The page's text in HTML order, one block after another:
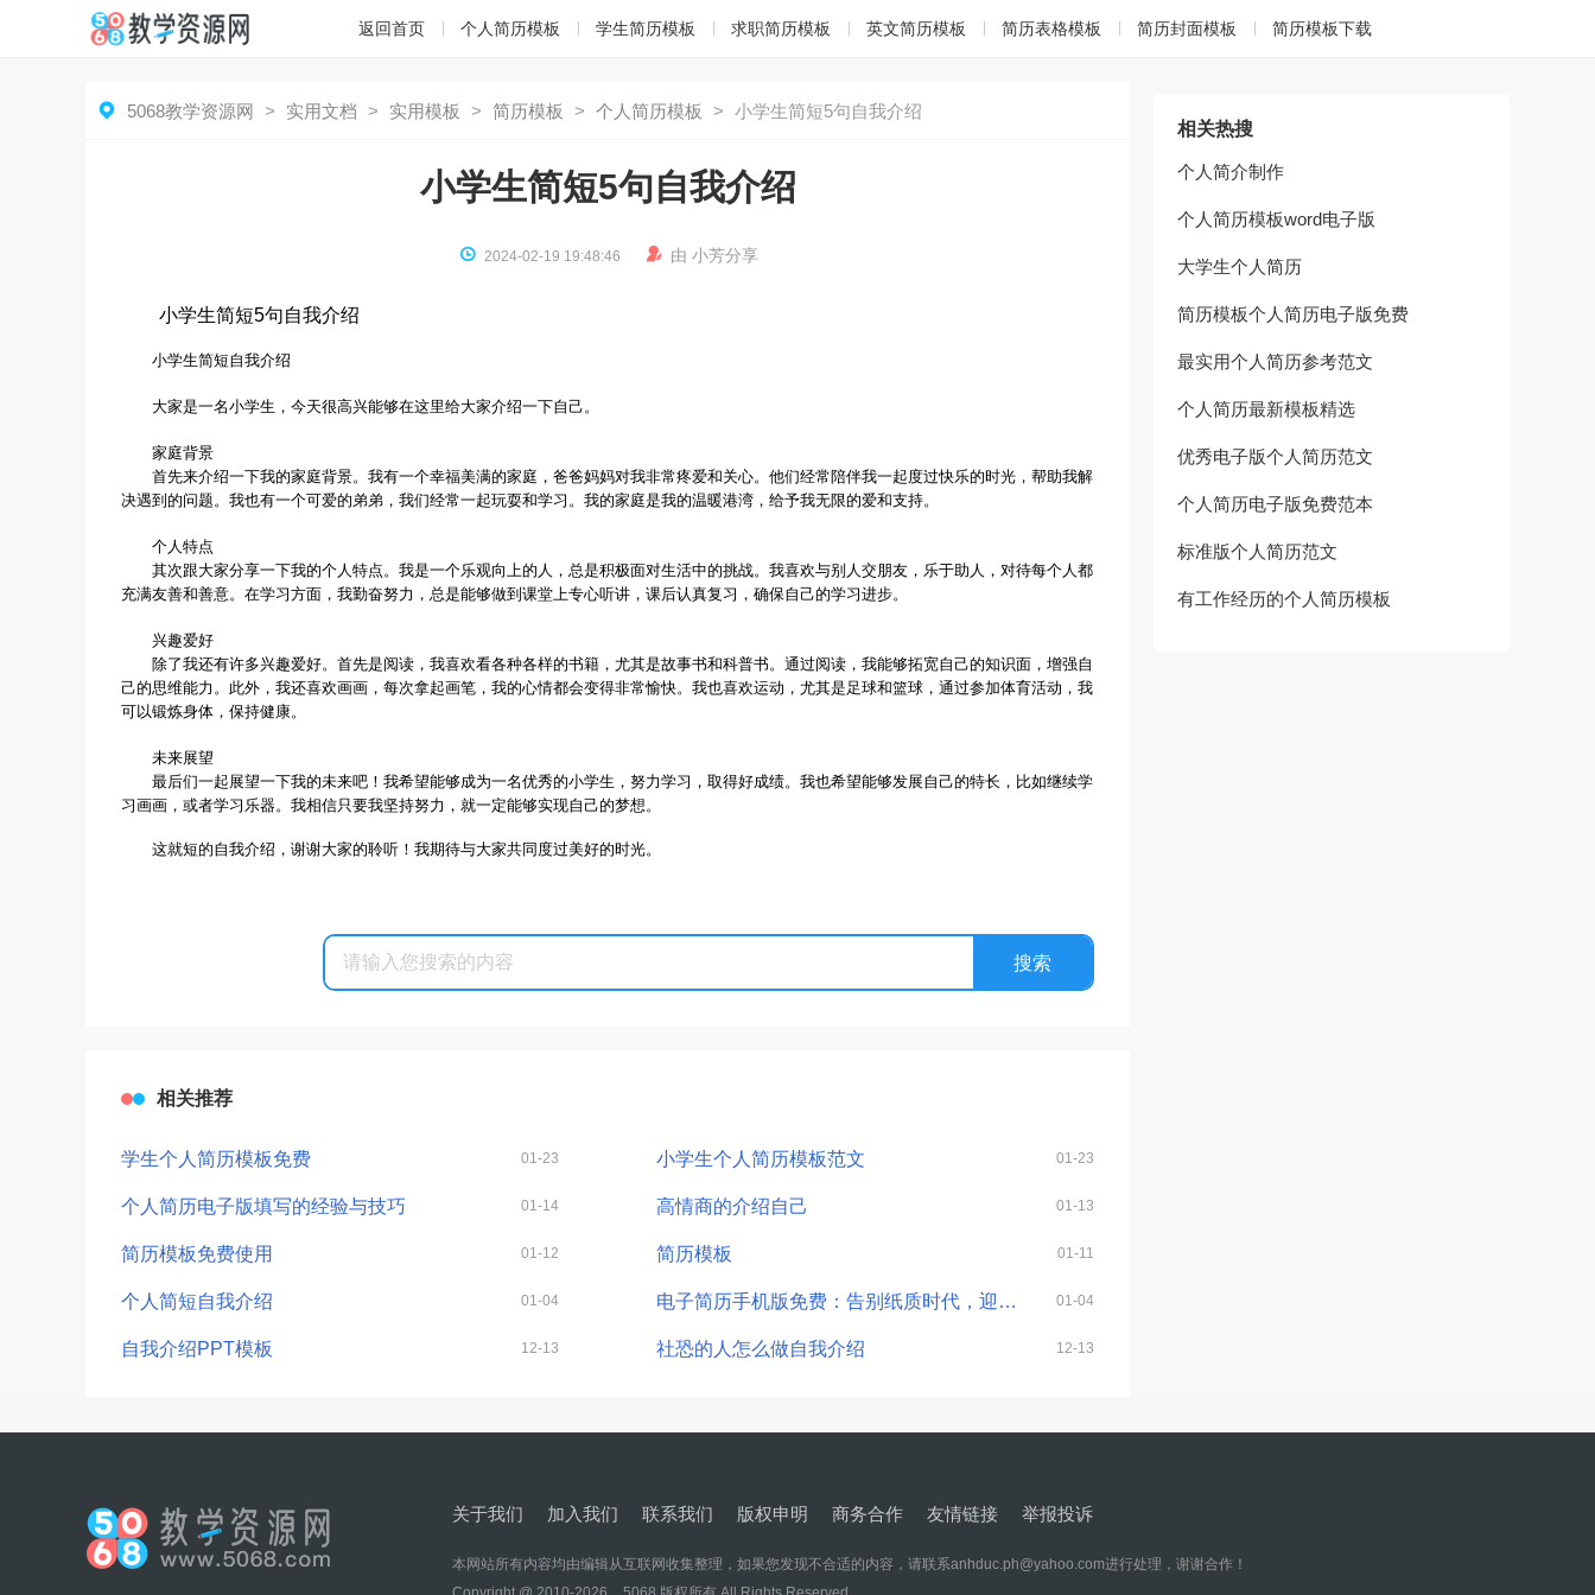
返回首页 个人简历模板 学生简历模板 求职简历模板 英文简历模板 简历表格模板 简历封面模板 简历模板下载
 5068教学资源网 > 实用文档 > 实用模板 > 简历模板 > 个人简历模板 > 小学生简短5句自我介绍
小学生简短5句自我介绍
 2024-02-19 19:48:46  由 小芳分享
小学生简短5句自我介绍
小学生简短自我介绍
大家是一名小学生，今天很高兴能够在这里给大家介绍一下自己。
家庭背景
首先来介绍一下我的家庭背景。我有一个幸福美满的家庭，爸爸妈妈对我非常疼爱和关心。他们经常陪伴我一起度过快乐的时光，帮助我解
决遇到的问题。我也有一个可爱的弟弟，我们经常一起玩耍和学习。我的家庭是我的温暖港湾，给予我无限的爱和支持。
个人特点
其次跟大家分享一下我的个人特点。我是一个乐观向上的人，总是积极面对生活中的挑战。我喜欢与别人交朋友，乐于助人，对待每个人都
充满友善和善意。在学习方面，我勤奋努力，总是能够做到课堂上专心听讲，课后认真复习，确保自己的学习进步。
兴趣爱好
除了我还有许多兴趣爱好。首先是阅读，我喜欢看各种各样的书籍，尤其是故事书和科普书。通过阅读，我能够拓宽自己的知识面，增强自
己的思维能力。此外，我还喜欢画画，每次拿起画笔，我的心情都会变得非常愉快。我也喜欢运动，尤其是足球和篮球，通过参加体育活动，我
可以锻炼身体，保持健康。
未来展望
最后们一起展望一下我的未来吧！我希望能够成为一名优秀的小学生，努力学习，取得好成绩。我也希望能够发展自己的特长，比如继续学
习画画，或者学习乐器。我相信只要我坚持努力，就一定能够实现自己的梦想。
这就短的自我介绍，谢谢大家的聆听！我期待与大家共同度过美好的时光。
相关推荐
01-23
学生个人简历模板免费 01-23
小学生个人简历模板范文
01-14
个人简历电子版填写的经验与技巧 01-13
高情商的介绍自己
01-12
简历模板免费使用 01-11
简历模板
01-04
个人简短自我介绍 01-04
电子简历手机版免费：告别纸质时代，迎接便捷求职
12-13
自我介绍PPT模板 12-13
社恐的人怎么做自我介绍
相关热搜
个人简介制作
个人简历模板word电子版
大学生个人简历
简历模板个人简历电子版免费
最实用个人简历参考范文
个人简历最新模板精选
优秀电子版个人简历范文
个人简历电子版免费范本
标准版个人简历范文
有工作经历的个人简历模板
关于我们 加入我们 联系我们 版权申明 商务合作 友情链接 举报投诉
本网站所有内容均由编辑从互联网收集整理，如果您发现不合适的内容，请联系anhduc.ph@yahoo.com进行处理，谢谢合作！